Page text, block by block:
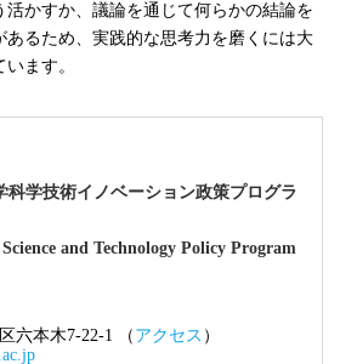
活かすか、議論を通じて何らかの結論を
あるため、実践的な思考力を磨くには大
ます。
科学技術イノベーション政策プログラ
and Technology Policy Program
六本木7-22-1 （ アクセス ）